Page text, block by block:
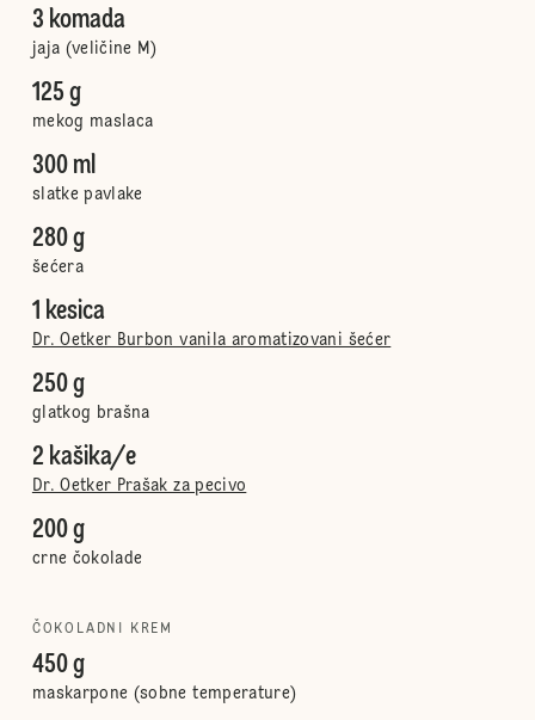
3 komada
jaja (veličine M)
125 g
mekog maslaca
300 ml
slatke pavlake
280 g
šećera
1 kesica
Dr. Oetker Burbon vanila aromatizovani šećer
250 g
glatkog brašna
2 kašika/e
Dr. Oetker Prašak za pecivo
200 g
crne čokolade
ČOKOLADNI KREM
450 g
maskarpone (sobne temperature)